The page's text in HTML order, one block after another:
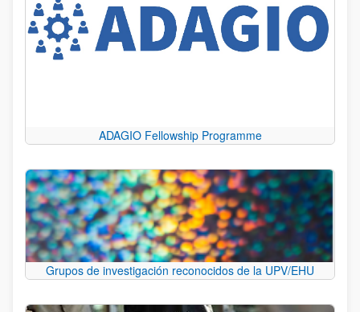
ADAGIO Fellowship Programme
Grupos de investigación reconocidos de la UPV/EHU